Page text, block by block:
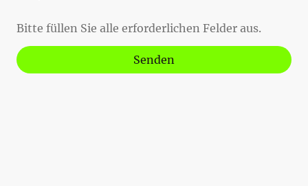
Bitte füllen Sie alle erforderlichen Felder aus.
Senden